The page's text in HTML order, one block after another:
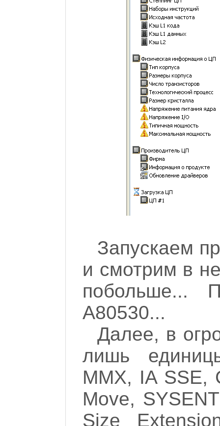
Запускаем
и смотрим в
побольше...
A80530...
Далее, в
лишь
MMX, IA SSE,
Move,
Size